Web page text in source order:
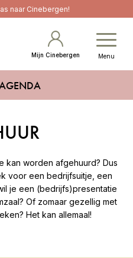
naar Cinebergen!
Mijn Cinebergen Menu
kan worden afgehuurd? Dus
voor een bedrijfsuitje, een
je een (bedrijfs)presentatie
Of zomaar gezellig met
Het kan allemaal!